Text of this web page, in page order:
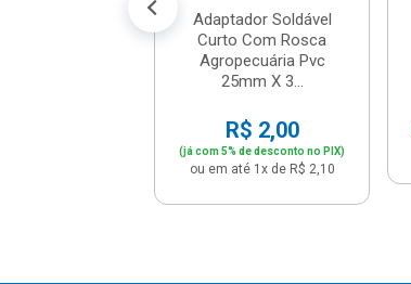
Adaptador Soldável
Curto Com Rosca
Agropecuária Pvc
25mm X 3...
R$ 2,00
(já com 5% de desconto no PIX)
ou em até 1x de R$ 2,10